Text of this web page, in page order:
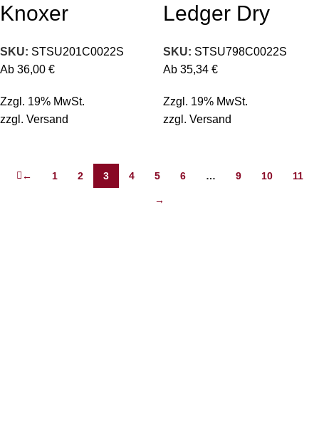
Knoxer
SKU: STSU201C0022S
Ab 36,00 €
Zzgl. 19% MwSt.
zzgl. Versand
Ledger Dry
SKU: STSU798C0022S
Ab 35,34 €
Zzgl. 19% MwSt.
zzgl. Versand
← 1 2 3 4 5 6 … 9 10 11
→